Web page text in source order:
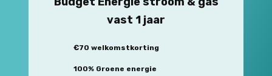
vast 1 jaar
€70 welkomstkorting
100% Groene energie